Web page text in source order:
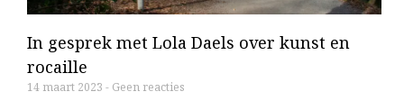
In gesprek met Lola Daels over kunst en
rocaille
14 maart 2023 Geen reacties